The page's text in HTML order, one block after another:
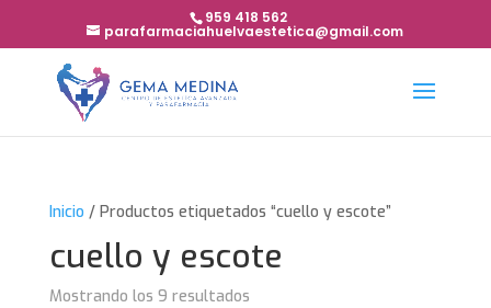
959 418 562
parafarmaciahuelvaestetica@gmail.com
Inicio / Productos etiquetados “cuello y escote”
cuello y escote
Mostrando los 9 resultados